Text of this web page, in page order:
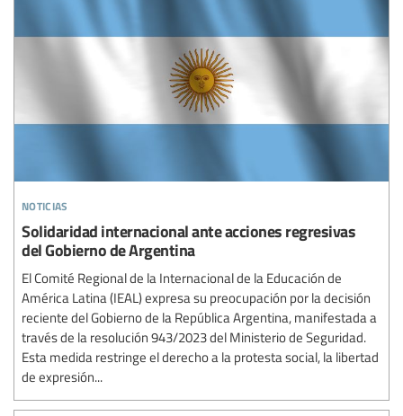
noticias
Solidaridad internacional ante acciones regresivas
del Gobierno de Argentina
El Comité Regional de la Internacional de la Educación de
América Latina (IEAL) expresa su preocupación por la decisión
reciente del Gobierno de la República Argentina, manifestada a
través de la resolución 943/2023 del Ministerio de Seguridad.
Esta medida restringe el derecho a la protesta social, la libertad
de expresión...